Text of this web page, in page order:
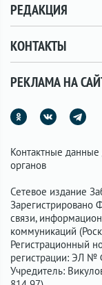
РЕДАКЦИЯ
КОНТАКТЫ
РЕКЛАМА НА
Контактные
органов
Сетевое издание
Зарегистрировано
связи,
коммуникаций
Регистрационный
регистрации: ЭЛ №
Учредитель: